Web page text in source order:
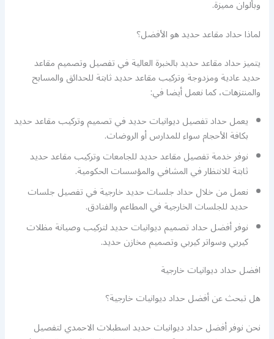
وبألوان مميزة.
لماذا حداد مقاعد حديد هو الأفضل؟
يتميز حداد مقاعد حديد بالخبرة العالية في تفصيل وتصميم مقاعد
حديد عادية ومزدوجة وتركيب مقاعد حديد ثابتة للحدائق والمسابح
والمنتزهات، كما نعمل أيضا في:
يعمل حداد تفصيل ديوانيات حديد في تصميم وتركيب مقاعد حديد
بكافة الأحجام سواء للمدارس أو الروضات.
نوفر خدمة تفصيل مقاعد حديد للجامعات وتركيب مقاعد حديد
ثابتة للانتظار في المشافي والمؤسسات الحكومية.
نعمل من خلال حداد جلسات حديد خارجية في تفصيل جلسات
حديد للجلسات الخارجية في المطاعم والفنادق.
نوفر أفضل حداد تصميم ديوانيات حديد لتركيب وصيانة مظلات
كيربي وسواتر كيربي وتصميم مخازن حديد.
افضل حداد ديوانيات خارجية
هل تبحث عن أفضل حداد ديوانيات خارجية؟
نحن نوفر أفضل حداد ديوانيات حديد اسطبلات الاحمدي لتفصيل